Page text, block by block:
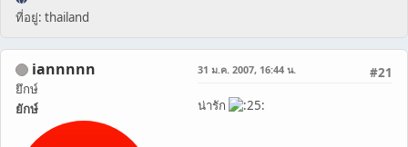
ที่อยู่: thailand
iannnnn
ยึกษ์
ยักษ์
#21
31 ม.ค. 2007, 16:44 น.
น่ารัก